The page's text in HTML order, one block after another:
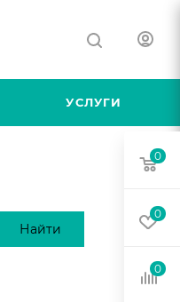
УСЛУГИ
0
0
0